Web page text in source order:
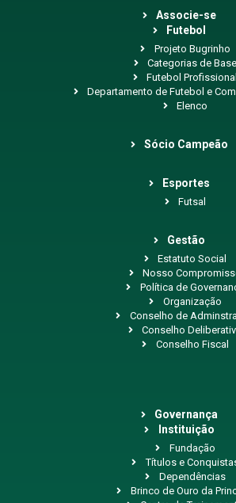
Associe-se
Futebol
Projeto Bugrinho
Categorias de Base
Futebol Profissional
Departamento de Futebol e
Elenco
Sócio Campeão
Esportes
Futsal
Gestão
Estatuto Social
Nosso
Política de
Organização
Conselho de
Conselho
Conselho Fiscal
Governança
Instituição
Fundação
Títulos e
Dependências
Brinco de Ouro da